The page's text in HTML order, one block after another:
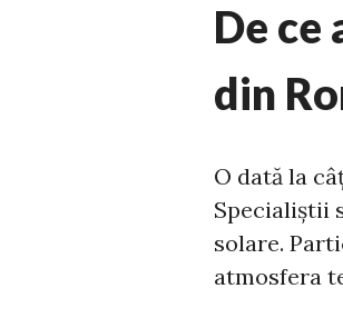
De ce
din
O dată la
Specialiștii
solare.
atmosfera